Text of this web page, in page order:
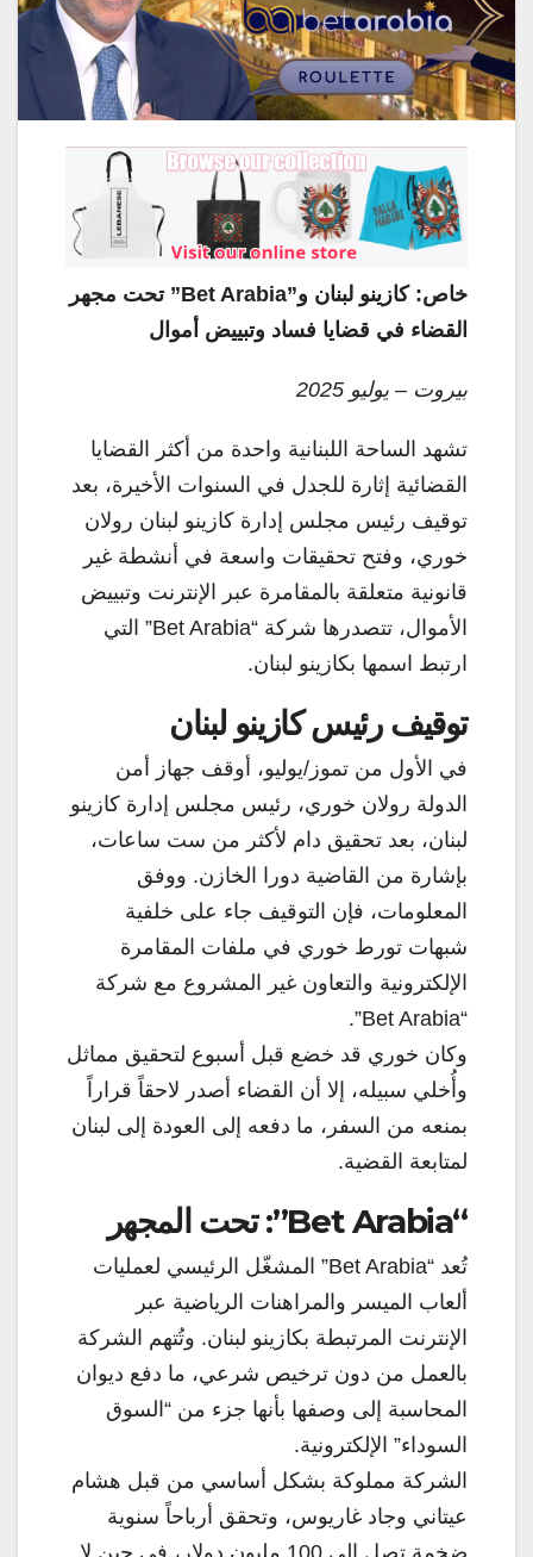
خاص: كازينو لبنان و”Bet Arabia” تحت مجهر
القضاء في قضايا فساد وتبييض أموال
بيروت – يوليو 2025
تشهد الساحة اللبنانية واحدة من أكثر القضايا
القضائية إثارة للجدل في السنوات الأخيرة، بعد
توقيف رئيس مجلس إدارة كازينو لبنان رولان
خوري، وفتح تحقيقات واسعة في أنشطة غير
قانونية متعلقة بالمقامرة عبر الإنترنت وتبييض
الأموال، تتصدرها شركة “Bet Arabia” التي
ارتبط اسمها بكازينو لبنان.
توقيف رئيس كازينو لبنان
في الأول من تموز/يوليو، أوقف جهاز أمن
الدولة رولان خوري، رئيس مجلس إدارة كازينو
لبنان، بعد تحقيق دام لأكثر من ست ساعات،
بإشارة من القاضية دورا الخازن. ووفق
المعلومات، فإن التوقيف جاء على خلفية
شبهات تورط خوري في ملفات المقامرة
الإلكترونية والتعاون غير المشروع مع شركة
“Bet Arabia”.
وكان خوري قد خضع قبل أسبوع لتحقيق مماثل
وأُخلي سبيله، إلا أن القضاء أصدر لاحقاً قراراً
بمنعه من السفر، ما دفعه إلى العودة إلى لبنان
لمتابعة القضية.
“Bet Arabia”: تحت المجهر
تُعد “Bet Arabia” المشغّل الرئيسي لعمليات
ألعاب الميسر والمراهنات الرياضية عبر
الإنترنت المرتبطة بكازينو لبنان. وتُتهم الشركة
بالعمل من دون ترخيص شرعي، ما دفع ديوان
المحاسبة إلى وصفها بأنها جزء من “السوق
السوداء” الإلكترونية.
الشركة مملوكة بشكل أساسي من قبل هشام
عيتاني وجاد غاريوس، وتحقق أرباحاً سنوية